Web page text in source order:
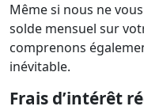
Même si nous ne
solde mensuel sur
comprenons
inévitable.
Frais d’intérêt